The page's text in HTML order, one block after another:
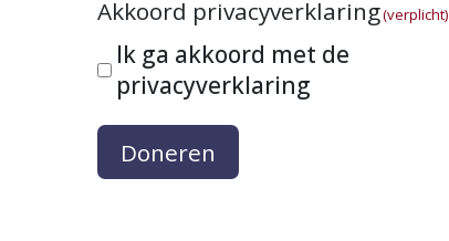
Akkoord privacyverklaring(verplicht)
Ik ga akkoord met de
privacyverklaring
Doneren